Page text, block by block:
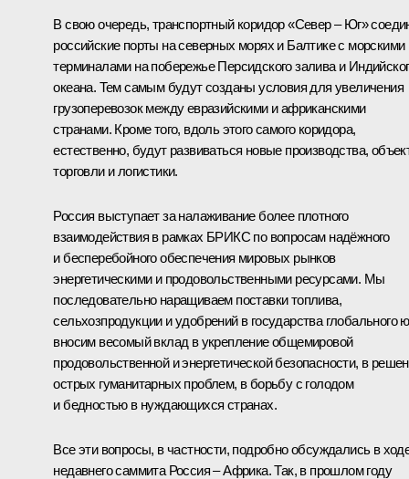
В свою очередь, транспортный коридор «Север – Юг»
российские порты на северных морях и Балтике с морскими
терминалами на побережье Персидского залива и
океана. Тем самым будут созданы условия для увеличения
грузоперевозок между евразийскими и африканскими
странами. Кроме того, вдоль этого самого коридора,
естественно, будут развиваться новые производства,
торговли и логистики.
Россия выступает за налаживание более плотного
взаимодействия в рамках БРИКС по вопросам надёжного
и бесперебойного обеспечения мировых рынков
энергетическими и продовольственными ресурсами. Мы
последовательно наращиваем поставки топлива,
сельхозпродукции и удобрений в государства глобального
вносим весомый вклад в укрепление общемировой
продовольственной и энергетической безопасности, в
острых гуманитарных проблем, в борьбу с голодом
и бедностью в нуждающихся странах.
Все эти вопросы, в частности, подробно обсуждались в
недавнегосаммитаРоссия – Африка. Так, в прошлом году